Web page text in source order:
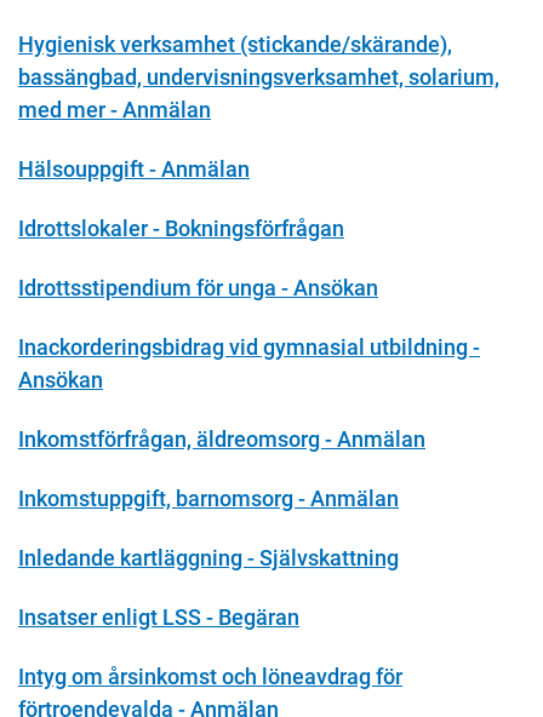
Hygienisk verksamhet (stickande/skärande),
bassängbad, undervisningsverksamhet, solarium,
med mer - Anmälan
Hälsouppgift - Anmälan
Idrottslokaler - Bokningsförfrågan
Idrottsstipendium för unga - Ansökan
Inackorderingsbidrag vid gymnasial utbildning -
Ansökan
Inkomstförfrågan, äldreomsorg - Anmälan
Inkomstuppgift, barnomsorg - Anmälan
Inledande kartläggning - Självskattning
Insatser enligt LSS - Begäran
Intyg om årsinkomst och löneavdrag för
förtroendevalda - Anmälan